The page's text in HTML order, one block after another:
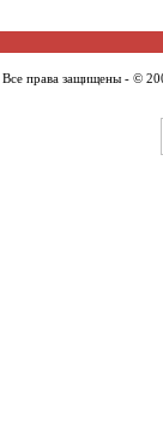
Все права защищены - ©